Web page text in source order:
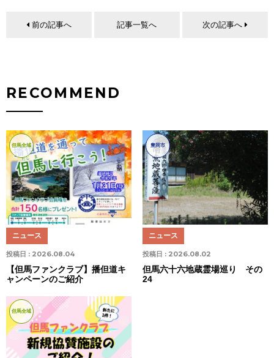
前の記事へ 記事一覧へ 次の記事へ
RECOMMEND
但馬全域
投稿日 : 2026.08.04
ニュース
【但馬ファンクラブ】播但道キ
ャンペーンのご紹介
豊岡市
投稿日 : 2026.08.02
ニュース
但馬六十六地蔵霊場巡り その
24
但馬全域